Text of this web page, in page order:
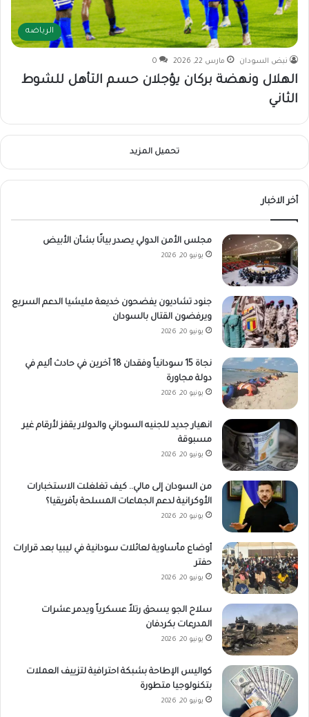
الرياضه
نبض السودان مارس 22, 2026 0
الهلال ونهضة بركان يؤجلان حسم التأهل للشوط
الثاني
تحميل المزيد
أخر الاخبار
مجلس الأمن الدولي يصدر بيانًا بشأن الأبيض
يونيو 20, 2026
جنود تشاديون يفضحون خديعة مليشيا الدعم السريع
ويرفضون القتال بالسودان
يونيو 20, 2026
نجاة 15 سودانياً وفقدان 18 آخرين في حادث أليم في
دولة مجاورة
يونيو 20, 2026
انهيار جديد للجنيه السوداني والدولار يقفز لأرقام غير
مسبوقة
يونيو 20, 2026
من السودان إلى مالي.. كيف تغلغلت الاستخبارات
الأوكرانية لدعم الجماعات المسلحة بأفريقيا؟
يونيو 20, 2026
أوضاع مأساوية لعائلات سودانية في ليبيا بعد قرارات
حفتر
يونيو 20, 2026
سلاح الجو يسحق رتلاً عسكرياً ويدمر عشرات
المدرعات بكردفان
يونيو 20, 2026
كواليس الإطاحة بشبكة احترافية لتزييف العملات
بتكنولوجيا متطورة
يونيو 20, 2026